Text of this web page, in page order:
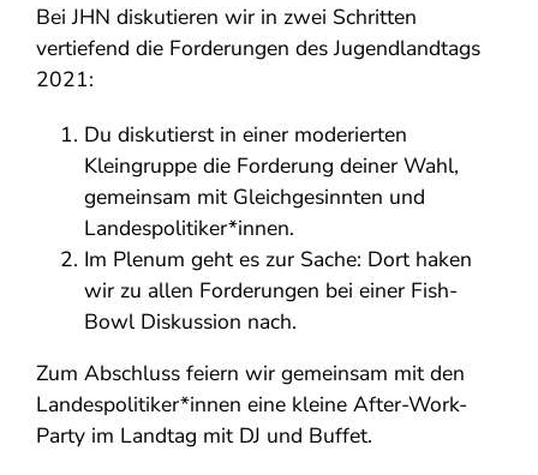
Bei JHN diskutieren wir in zwei Schritten
vertiefend die Forderungen des Jugendlandtags
2021:
Du diskutierst in einer moderierten
Kleingruppe die Forderung deiner Wahl,
gemeinsam mit Gleichgesinnten und
Landespolitiker*innen.
Im Plenum geht es zur Sache: Dort haken
wir zu allen Forderungen bei einer Fish-
Bowl Diskussion nach.
Zum Abschluss feiern wir gemeinsam mit den
Landespolitiker*innen eine kleine After-Work-
Party im Landtag mit DJ und Buffet.